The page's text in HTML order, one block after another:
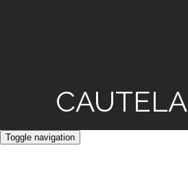
CAUTELA
Toggle navigation